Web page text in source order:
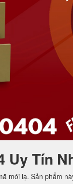
Uy Tín
mới lạ. Sản phẩm